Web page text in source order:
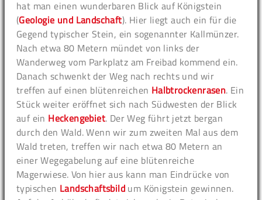
hat man einen wunderbaren Blick auf Königstein
(Geologie und Landschaft). Hier liegt auch ein für die
Gegend typischer Stein, ein sogenannter Kallmünzer.
Nach etwa 80 Metern mündet von links der
Wanderweg vom Parkplatz am Freibad kommend ein.
Danach schwenkt der Weg nach rechts und wir
treffen auf einen blütenreichen Halbtrockenrasen. Ein
Stück weiter eröffnet sich nach Südwesten der Blick
auf ein Heckengebiet. Der Weg führt jetzt bergan
durch den Wald. Wenn wir zum zweiten Mal aus dem
Wald treten, treffen wir nach etwa 80 Metern an
einer Wegegabelung auf eine blütenreiche
Magerwiese. Von hier aus kann man Eindrücke von
typischen Landschaftsbild um Königstein gewinnen.